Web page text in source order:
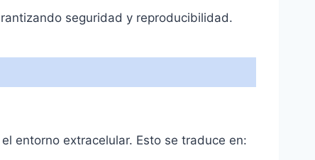
seguridad y reproducibilidad.
entorno extracelular. Esto se traduce en: